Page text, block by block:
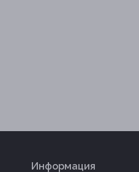
Информация